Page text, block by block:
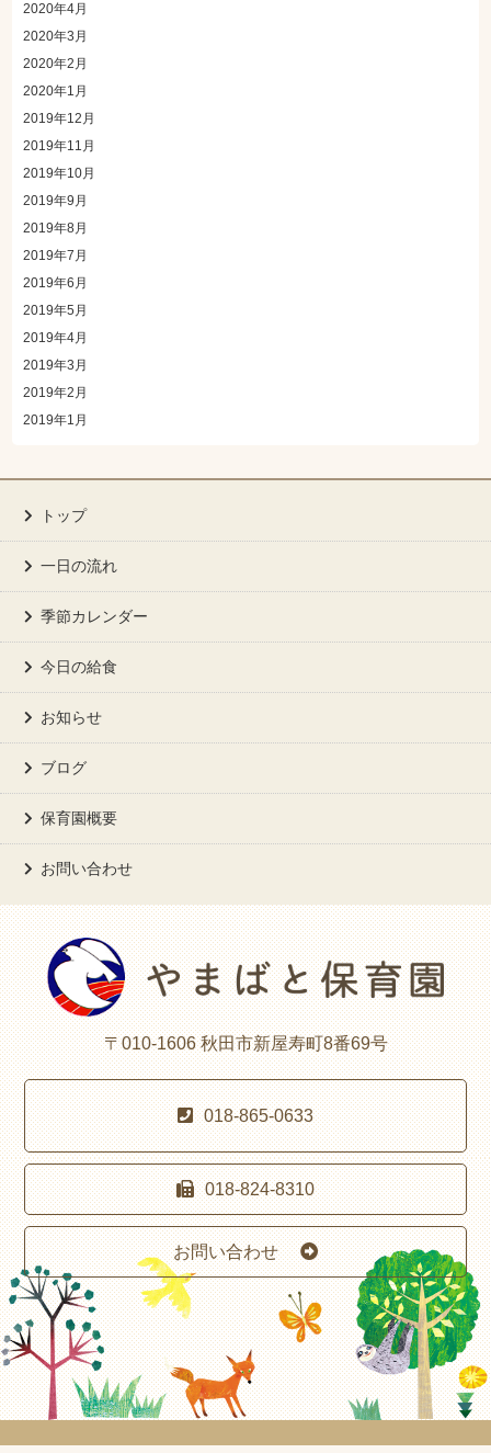
2020年4月
2020年3月
2020年2月
2020年1月
2019年12月
2019年11月
2019年10月
2019年9月
2019年8月
2019年7月
2019年6月
2019年5月
2019年4月
2019年3月
2019年2月
2019年1月
トップ
一日の流れ
季節カレンダー
今日の給食
お知らせ
ブログ
保育園概要
お問い合わせ
〒010-1606 秋田市新屋寿町8番69号
018-865-0633
018-824-8310
お問い合わせ